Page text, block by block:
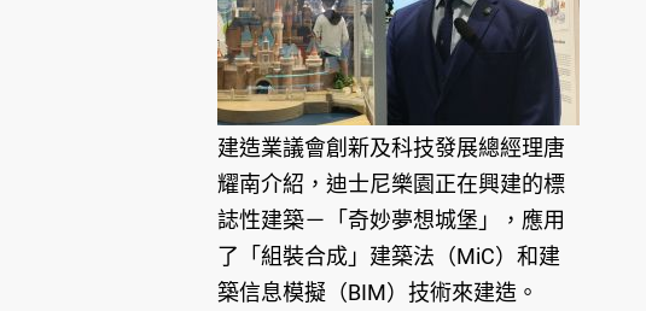
建造業議會創新及科技發展總經理唐
耀南介紹，迪士尼樂園正在興建的標
誌性建築－「奇妙夢想城堡」，應用
了「組裝合成」建築法（MiC）和建
築信息模擬（BIM）技術來建造。